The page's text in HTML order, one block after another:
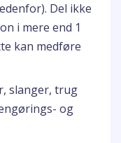
Del ikke
i mere end 1
kan medføre
slanger, trug
og